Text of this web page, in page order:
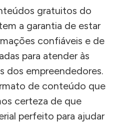
gratuitos do
a garantia de estar
confiáveis e de
para atender às
dos empreendedores.
de conteúdo que
certeza de que
perfeito para ajudar